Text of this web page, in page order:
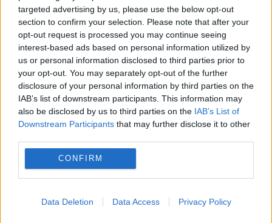
targeted advertising by us, please use the below opt-out
section to confirm your selection. Please note that after your
opt-out request is processed you may continue seeing
interest-based ads based on personal information utilized by
us or personal information disclosed to third parties prior to
your opt-out. You may separately opt-out of the further
disclosure of your personal information by third parties on the
IAB’s list of downstream participants. This information may
also be disclosed by us to third parties on the IAB’s List of
Downstream Participants that may further disclose it to other
CONFIRM
Data Deletion Data Access Privacy Policy
ECONOMIE
Constanța, evaluată peste România de Fitch.
Orașul a primit un calificativ financiar care
depășește ratingul țării